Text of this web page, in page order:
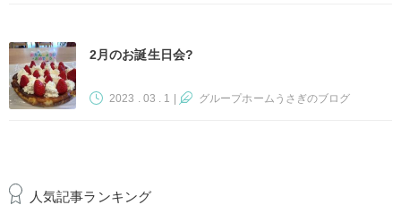
2月のお誕生日会?
2023 . 03 . 1 グループホームうさぎのブログ
人気記事ランキング